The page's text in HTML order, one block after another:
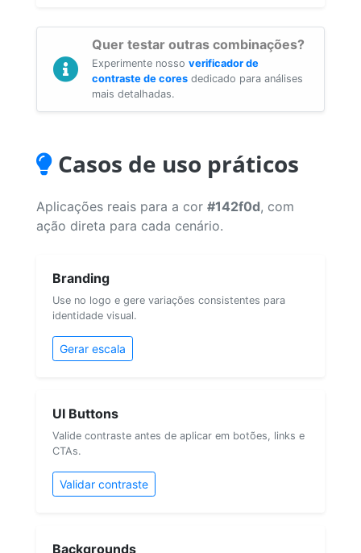
Quer testar outras combinações?
Experimente nosso verificador de
contraste de cores dedicado para análises
mais detalhadas.
Casos de uso práticos
Aplicações reais para a cor #142f0d, com
ação direta para cada cenário.
Branding
Use no logo e gere variações consistentes para
identidade visual.
Gerar escala
UI Buttons
Valide contraste antes de aplicar em botões, links e
CTAs.
Validar contraste
Backgrounds